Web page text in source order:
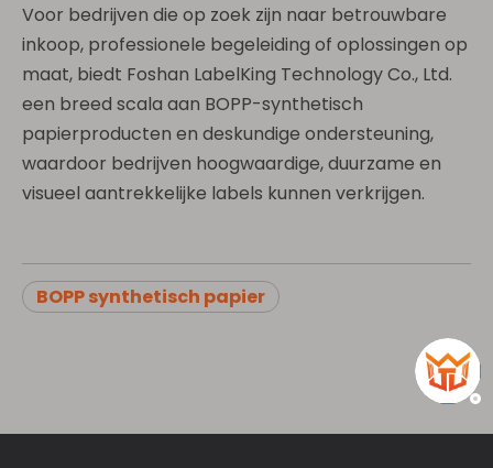
Voor bedrijven die op zoek zijn naar betrouwbare
inkoop, professionele begeleiding of oplossingen op
maat, biedt Foshan LabelKing Technology Co., Ltd.
een breed scala aan BOPP-synthetisch
papierproducten en deskundige ondersteuning,
waardoor bedrijven hoogwaardige, duurzame en
visueel aantrekkelijke labels kunnen verkrijgen.
BOPP synthetisch papier